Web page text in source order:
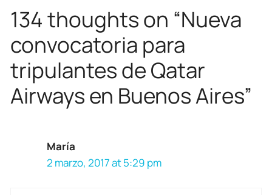
134 thoughts on “Nueva
convocatoria para
tripulantes de Qatar
Airways en Buenos Aires”
María
2 marzo, 2017 at 5:29 pm